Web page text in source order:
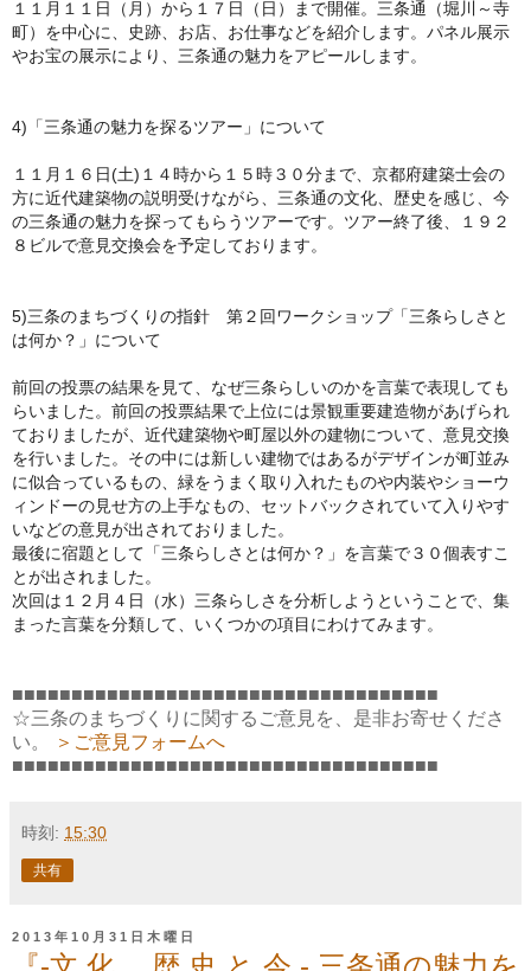
１１月１１日（月）から１７日（日）まで開催。三条通（堀川～寺
町）を中心に、史跡、お店、お仕事などを紹介します。 パネル展示
やお宝の展示により、三条通の魅力をアピールします。
4)「三条通の魅力を探るツアー」について
１１月１６日(土)１４時から１５時３０分まで、 京都府建築士会の
方に近代建築物の説明受けながら、 三条通の文化、歴史を感じ、 今
の三条通の魅力を探ってもらうツアーです。ツアー終了後、
１９２
８ビルで意見交換会を予定しております。
5)三条のまちづくりの指針 第２回ワークショップ「三条らしさと
は何か？」について
前回の投票の結果を見て、 なぜ三条らしいのかを言葉で表現しても
らいました。 前回の投票結果で上位には景観重要建造物があげられ
ておりましたが、近代建築物や町屋以外の建物について、 意見交換
を行いました。 その中には新しい建物ではあるがデザインが町並み
に似合っている もの、 緑をうまく取り入れたものや内装やショーウ
ィンドーの見せ方の上手なもの、 セットバックされていて入りやす
いなどの意見が出されておりました。
最後に宿題として「三条らしさとは何か？」 を言葉で３０個表すこ
とが出されました。
次回は１２月４日（水）三条らしさを分析しようということで、 集
まった言葉を分類して、いくつかの項目にわけてみます。
■■■■■■■■■■■■■■■■■■■■■■■■■■■■■■■■■■■■
☆三条のまちづくりに関するご意見を、是非お寄せくださ
い。
＞ご意見フォームへ
■■■■■■■■■■■■■■■■■■■■■■■■■■■■■■■■■■■■
時刻: 15:30
共有
2013年10月31日木曜日